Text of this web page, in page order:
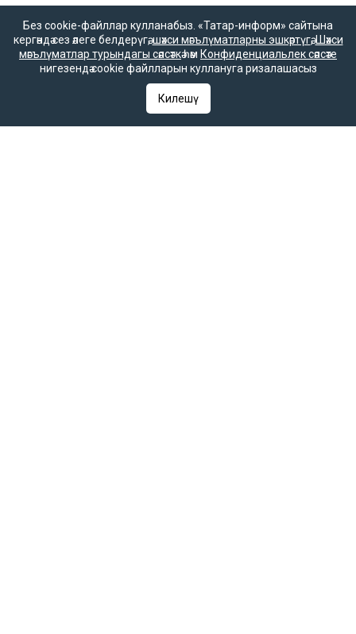
16+
булырга мөмкин.
Без cookie-файллар кулланабыз. «Татар-информ» сайтына
кергәндә сез әлеге белдерүгә,шәхси мәгълүматларны эшкәртүгә,Шәхси
мәгълүматлар турындагы сәясәткәһәм Конфиденциальлек сәясәте
нигезендә cookie файлларын куллануга ризалашасыз
Килешү